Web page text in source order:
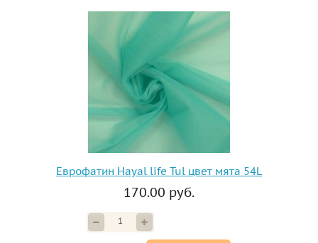
Еврофатин Hayal life Tul цвет мята 54L
170.00 руб.